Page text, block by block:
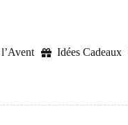
Idées Cadeaux